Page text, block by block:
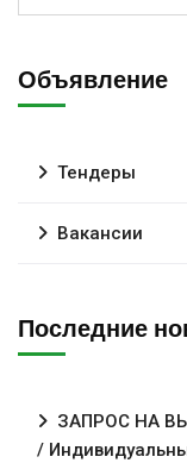
Объявление
Тендеры
Вакансии
Последние
ЗАПРОС НА
/